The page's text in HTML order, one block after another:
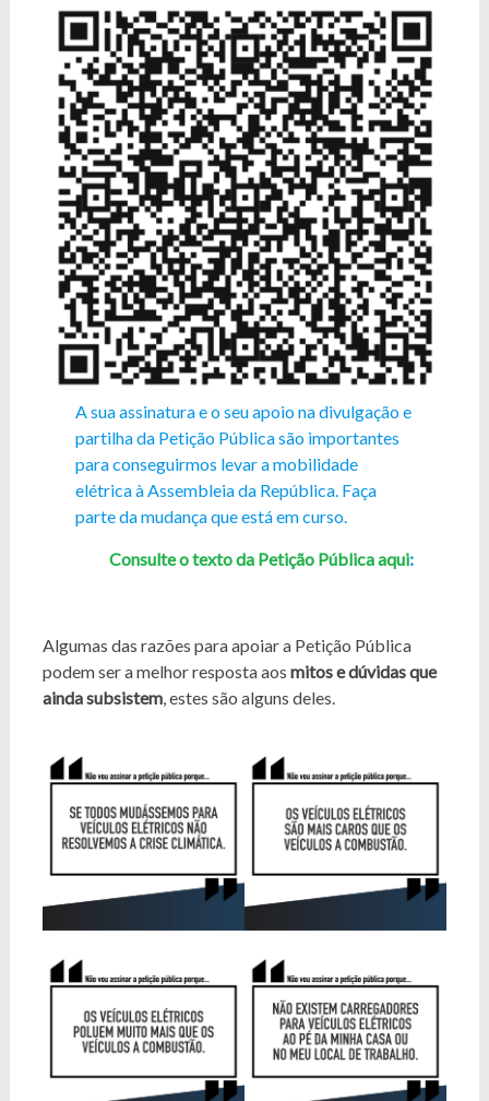
A sua assinatura e o seu apoio na divulgação e
partilha da Petição Pública são importantes
para conseguirmos levar a mobilidade
elétrica à Assembleia da República. Faça
parte da mudança que está em curso.
Consulte o texto da Petição Pública aqui:
Algumas das razões para apoiar a Petição Pública
podem ser a melhor resposta aos mitos e dúvidas que
ainda subsistem, estes são alguns deles.